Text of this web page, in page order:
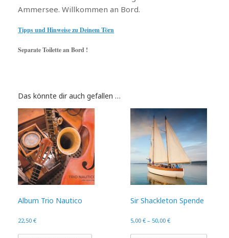
Ammersee. Willkommen an Bord.
Tipps und Hinweise zu Deinem Törn
Separate Toilette an Bord !
Das könnte dir auch gefallen …
Album Trio Nautico
22,50 €
Sir Shackleton Spende
5,00€ – 50,00€